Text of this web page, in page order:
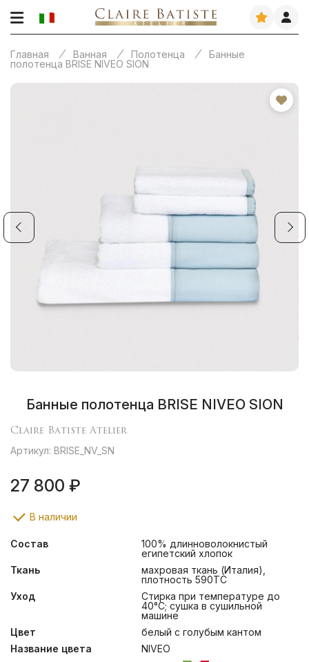
Главная Ванная Полотенца
Банные
полотенца BRISE NIVEO SION
Банные полотенца BRISE NIVEO SION
Claire Batiste Atelier
Артикул: BRISE_NV_SN
27 800 ₽
В наличии
Состав
100% длинноволокнистый
египетский хлопок
Ткань
махровая ткань (Италия),
плотность 590ТС
Уход
Стирка при температуре до
40°С; сушка в сушильной
машине
Цвет
белый с голубым кантом
Название цвета
NIVEO